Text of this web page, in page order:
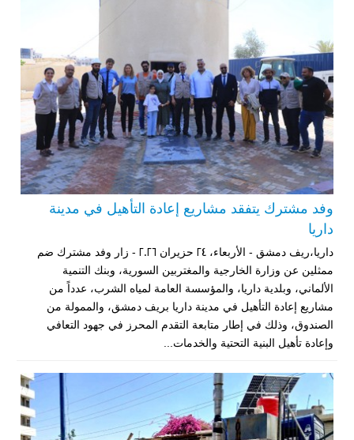
وفد مشترك يتفقد مشاريع إعادة التأهيل في مدينة
داريا
داريا،ريف دمشق - الأربعاء، 24 حزيران 2026 - زار وفد مشترك ضم
ممثلين عن وزارة الخارجية والمغتربين السورية، وبنك التنمية
الألماني، وبلدية داريا، والمؤسسة العامة لمياه الشرب، عدداً من
مشاريع إعادة التأهيل في مدينة داريا بريف دمشق، والممولة من
الصندوق، وذلك في إطار متابعة التقدم المحرز في جهود التعافي
وإعادة تأهيل البنية التحتية والخدمات...